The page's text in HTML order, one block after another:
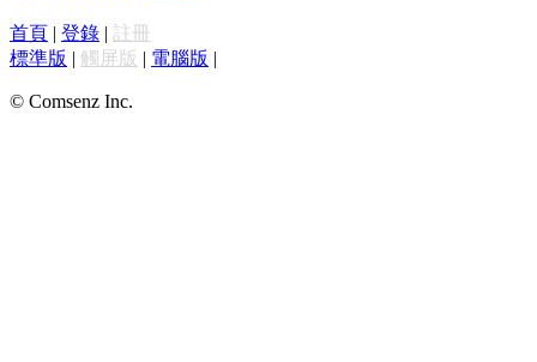
首頁 | 登錄 | 註冊
標準版 | 觸屏版 | 電腦版 |
© Comsenz Inc.